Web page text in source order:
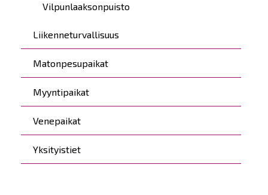
Vilpunlaaksonpuisto
Liikenneturvallisuus
Matonpesupaikat
Myyntipaikat
Venepaikat
Yksityistiet